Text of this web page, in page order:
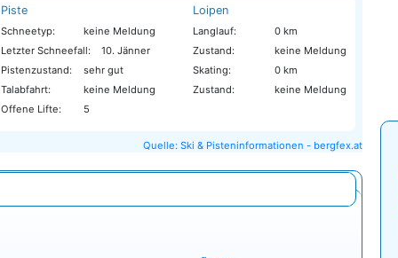
Piste
Schneetyp:
keine Meldung
Letzter Schneefall:
10. Jänner
Pistenzustand:
sehr gut
Talabfahrt:
keine Meldung
Offene Lifte:
5
Loipen
Langlauf:
0 km
Zustand:
keine Meldung
Skating:
0 km
Zustand:
keine Meldung
Quelle: Ski & Pisteninformationen - bergfex.at